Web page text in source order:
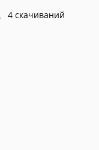
4 скачиваний